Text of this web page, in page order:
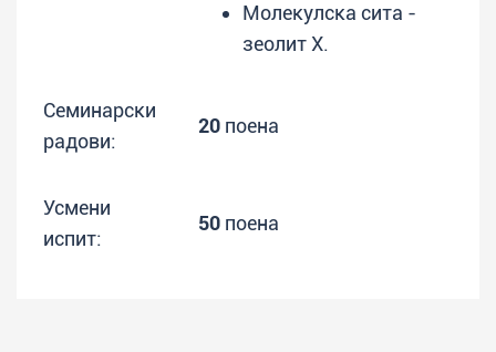
Молекулска сита -
зеолит X.
Семинарски
радови:
20 поена
Усмени
испит:
50 поена